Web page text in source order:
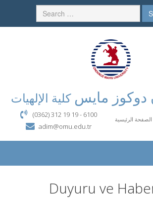
دوكوز مايسكلية الإلهيات
الصفحة الرئيسية
(0362) 312 19 19 - 6100
adim@omu.edu.tr
Duyuru ve